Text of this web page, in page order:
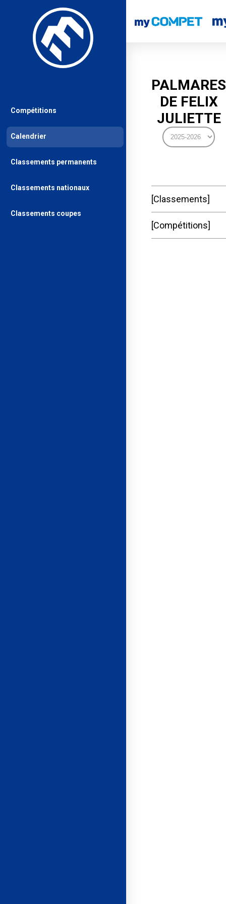
PALMARES
DE FELIX
JULIETTE
Classements
Compétitions
Compétitions
Calendrier
Classements permanents
Classements nationaux
Classements coupes